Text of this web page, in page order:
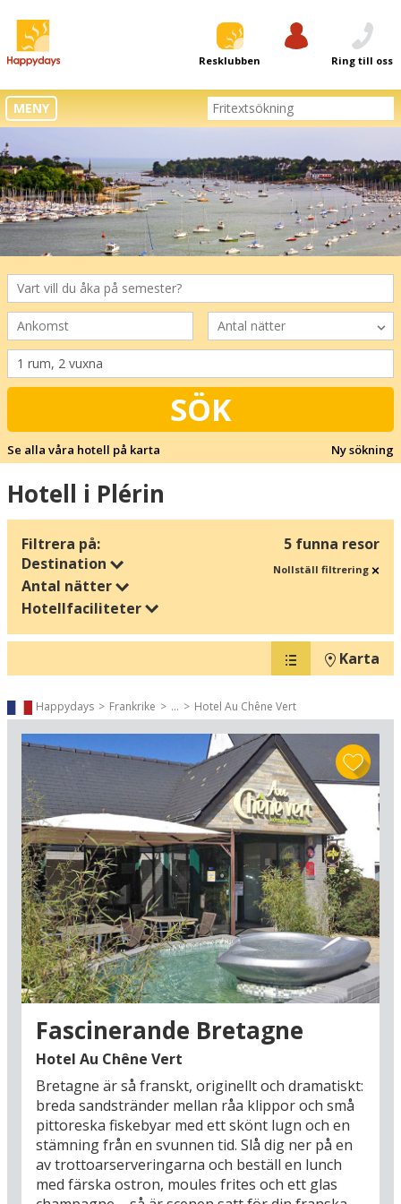
Resklubben Ring till oss
MENY
SÖK
Se alla våra hotell på karta Ny sökning
Hotell i Plérin
Filtrera på:
5 funna resor
Destination
Antal nätter
Hotellfaciliteter
Nollställ filtrering
Karta
Happydays Frankrike ... Hotel Au Chêne Vert
Fascinerande Bretagne
Hotel Au Chêne Vert
Bretagne är så franskt, originellt och dramatiskt:
breda sandstränder mellan råa klippor och små
pittoreska fiskebyar med ett skönt lugn och en
stämning från en svunnen tid. Slå dig ner på en
av trottoarserveringarna och beställ en lunch
med färska ostron, moules frites och ett glas